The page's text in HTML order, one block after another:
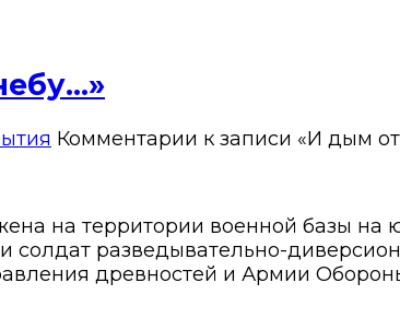
Комментарии к записи «И дым
на территории военной базы на
разведывательно-
древностей и Армии